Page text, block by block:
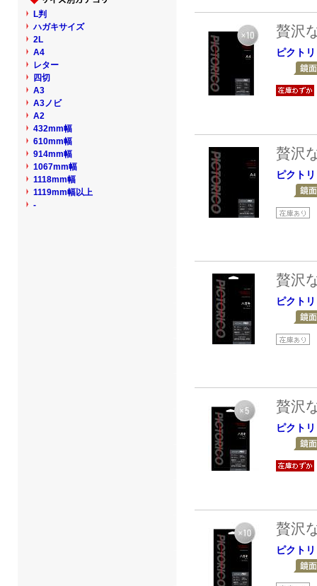
贅沢
ピクト
贅沢
ピクト
贅沢
ピクト
贅沢
ピクト
贅沢
ピクト
L判
ハガキサイズ
2L
A4
レター
四切
A3
A3ノビ
A2
432mm幅
610mm幅
914mm幅
1067mm幅
1118mm幅
1119mm幅以上
-